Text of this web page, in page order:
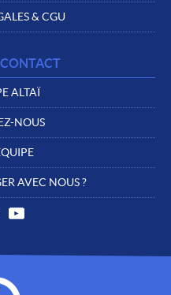
& CGU
ALTAÏ
NOUS
AVEC NOUS ?